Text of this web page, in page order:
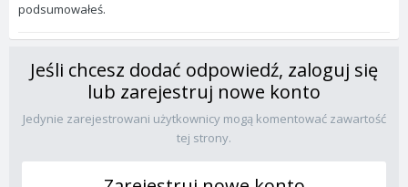
podsumowałeś.
Jeśli chcesz dodać odpowiedź, zaloguj się
lub zarejestruj nowe konto
Jedynie zarejestrowani użytkownicy mogą komentować zawartość
tej strony.